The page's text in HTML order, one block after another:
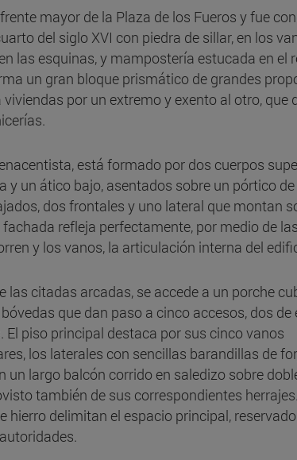
mayor de la Plaza de los Fueros y fue
del siglo XVI con piedra de sillar, en los
las esquinas, y mampostería estucada en el
un gran bloque prismático de grandes
viviendas por un extremo y exento al otro, que
está formado por dos cuerpos
y un ático bajo, asentados sobre un pórtico
dos frontales y uno lateral que montan
fachada refleja perfectamente, por medio de
y los vanos, la articulación interna del
las citadas arcadas, se accede a un porche
que dan paso a cinco accesos, dos de
El piso principal destaca por sus cinco vanos
los laterales con sencillas barandillas de
un largo balcón corrido en saledizo sobre
también de sus correspondientes
hierro delimitan el espacio principal,